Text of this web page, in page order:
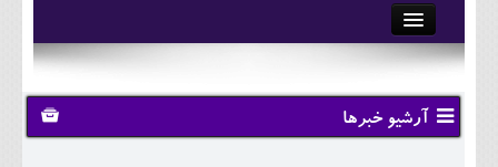
آرشیو
تماس با ما
وبلاگ
آرشیو خبرها